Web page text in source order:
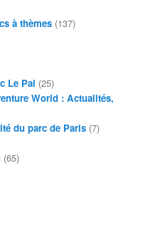
à thèmes (137)
Le Pal (25)
World : Actualités,
du parc de Paris (7)
(65)